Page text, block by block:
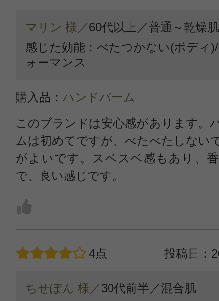
マリン 様／60代以上／普通～乾燥肌
感じた効能：べたつかない(ボディ
ォーマンス
購入品： ハンドバーム
このブランドは安心感があります。
ムは初めてですが、べたべたしない
がよいです。スベスベ感もあり、
で、良い感じです。
4点 投稿日：
ちせぽん 様／30代前半／混合肌